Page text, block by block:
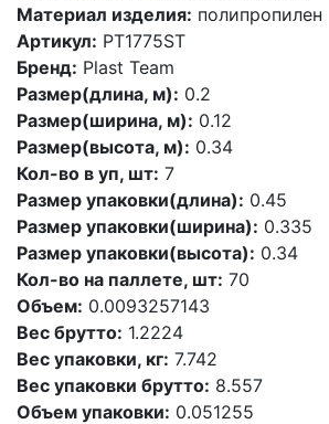
Материал изделия: полипропилен
Артикул: PT1775ST
Бренд: Plast Team
Размер(длина, м): 0.2
Размер(ширина, м): 0.12
Размер(высота, м): 0.34
Кол-во в уп, шт: 7
Размер упаковки(длина): 0.45
Размер упаковки(ширина): 0.335
Размер упаковки(высота): 0.34
Кол-во на паллете, шт: 70
Объем: 0.0093257143
Вес брутто: 1.2224
Вес упаковки, кг: 7.742
Вес упаковки брутто: 8.557
Объем упаковки: 0.051255